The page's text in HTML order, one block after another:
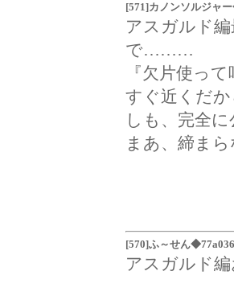
[571]カノンソルジャ
アスガルド
で………
『欠片使っ
すぐ近くだ
しも、完全
まあ、締ま
[570]ふ～せん
アスガルド